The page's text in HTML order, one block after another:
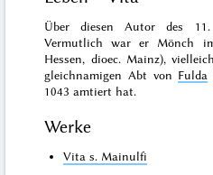
Über diesen Autor des
Vermutlich war er Mönch
Hessen, dioec. Mainz),
gleichnamigen Abt von Fulda
1043 amtiert hat.
Werke
Vita s. Mainulfi